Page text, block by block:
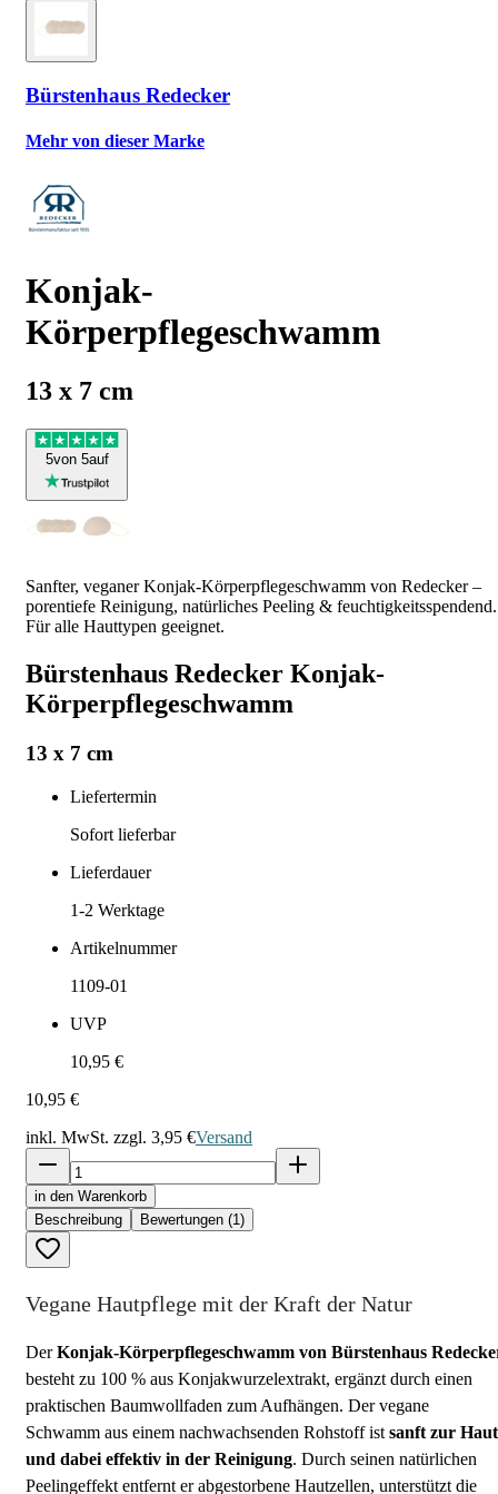
Bürstenhaus Redecker
Mehr von dieser Marke
Konjak-
Körperpflegeschwamm
13 x 7 cm
5von 5auf
Sanfter, veganer Konjak-Körperpflegeschwamm von Redecker –
porentiefe Reinigung, natürliches Peeling & feuchtigkeitsspendend.
Für alle Hauttypen geeignet.
Bürstenhaus Redecker Konjak-
Körperpflegeschwamm
13 x 7 cm
Liefertermin
Sofort lieferbar
Lieferdauer
1-2 Werktage
Artikelnummer
1109-01
UVP
10,95 €
10,95 €
inkl. MwSt. zzgl. 3,95 €Versand
in den Warenkorb
Beschreibung
Bewertungen (1)
Vegane Hautpflege mit der Kraft der Natur
DerKonjak-Körperpflegeschwamm von Bürstenhaus
besteht zu 100 % aus Konjakwurzelextrakt, ergänzt durch einen
praktischen Baumwollfaden zum Aufhängen. Der vegane
Schwamm aus einem nachwachsenden Rohstoff ist sanft zur Haut
und dabei effektiv in der Reinigung. Durch seinen natürlichen
Peelingeffekt entfernt er abgestorbene Hautzellen, unterstützt die